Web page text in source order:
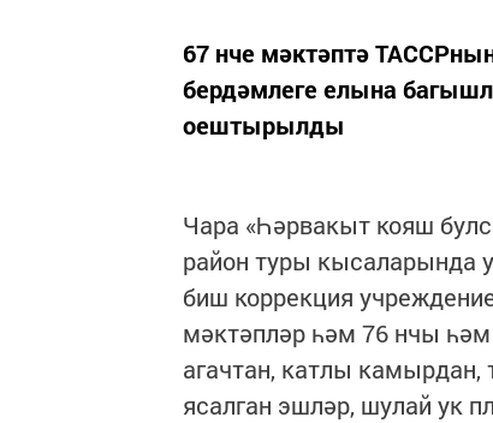
67 нче мәктәптә
бердәмлеге елына
оештырылды
Чара «Һәрвакыт кояш
район туры кысаларында
биш коррекция
мәктәпләр һәм 76 нчы
агачтан, катлы
ясалган эшләр, шулай ук